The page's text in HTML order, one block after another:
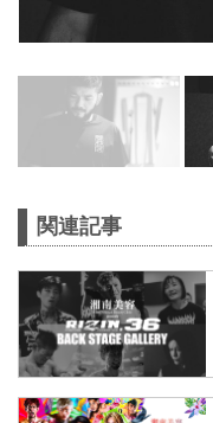
関連記事